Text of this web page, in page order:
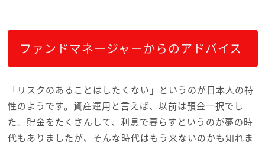
ファンドマネージャーからのアドバイス
「リスクのあることはしたくない」というのが日本人の特
性のようです。資産運用と言えば、以前は預金一択でし
た。貯金をたくさんして、利息で暮らすというのが夢の時
代もありましたが、そんな時代はもう来ないのかも知れま